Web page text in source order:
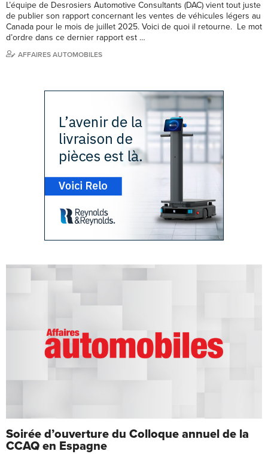
L’équipe de Desrosiers Automotive Consultants (DAC) vient tout juste
de publier son rapport concernant les ventes de véhicules légers au
Canada pour le mois de juillet 2025. Voici de quoi il retourne. Le mot
d’ordre dans ce dernier rapport est …
AFFAIRES AUTOMOBILES
Soirée d’ouverture du Colloque annuel de la
CCAQ en Espagne